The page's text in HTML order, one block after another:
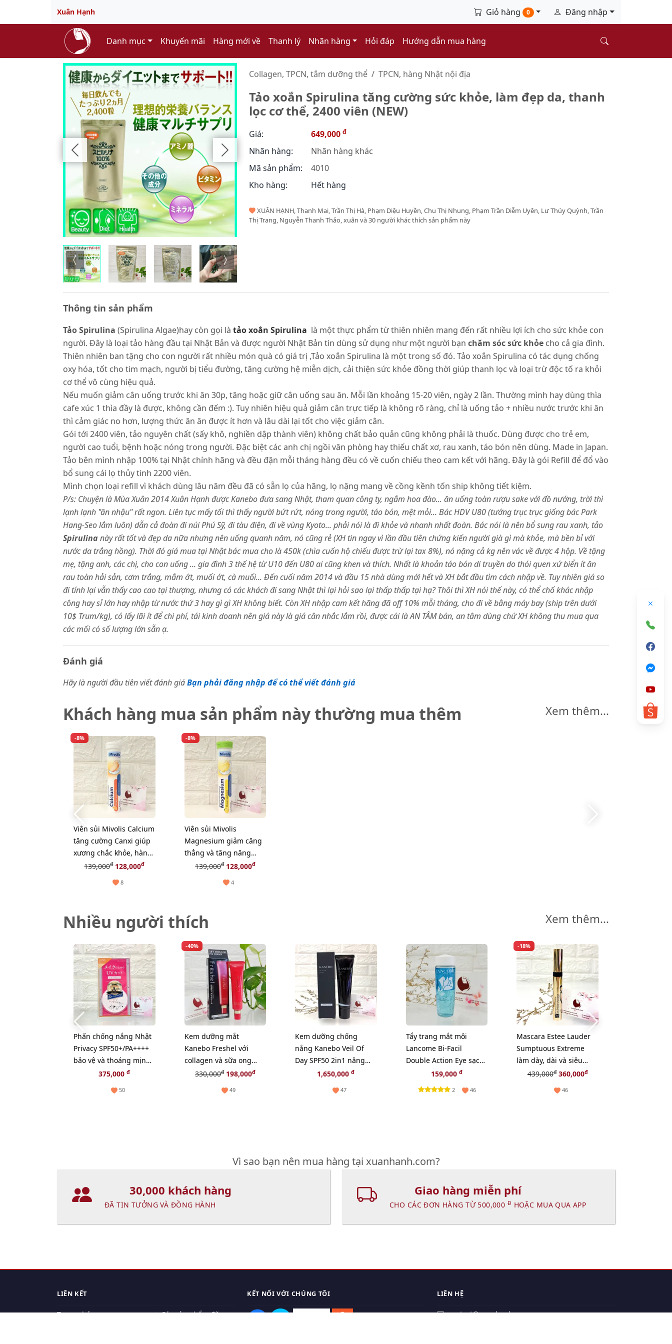
Xuân Hạnh Giỏ hàng 0 Đăng nhập
Danh mục Khuyến mãi Hàng mới về Thanh lý Nhãn hàng Hỏi đáp Hướng dẫn mua hàng
Collagen, TPCN, tắm dưỡng thể TPCN, hàng Nhật nội địa
Tảo xoắn Spirulina tăng cường sức khỏe, làm đẹp da, thanh
lọc cơ thể, 2400 viên (NEW)
Giá: 649,000 đ
Nhãn hàng:
Nhãn hàng khác
Mã sản phẩm:
4010
Kho hàng:
Hết hàng
XUÂN HẠNH, Thanh Mai, Trần Thị Hà, Phạm Diệu Huyền, Chu Thị Nhung, Phạm Trần Diễm Uyên, Lư Thúy Quỳnh, Trần
Thị Trang, Nguyễn Thanh Thảo, xuân và 30 người khác thích sản phẩm này
Thông tin sản phẩm
Tảo Spirulina (Spirulina Algae)hay còn gọi là tảo xoắn Spirulina là một thực phẩm từ thiên nhiên mang đến rất nhiều lợi ích cho sức khỏe con
người. Đây là loại tảo hàng đầu tại Nhật Bản và được người Nhật Bản tin dùng sử dụng như một người bạn chăm sóc sức khỏe cho cả gia đình.
Thiên nhiên ban tặng cho con người rất nhiều món quà có giá trị ,Tảo xoắn Spirulina là một trong số đó. Tảo xoắn Spirulina có tác dụng chống
oxy hóa, tốt cho tim mạch, người bị tiểu đường, tăng cường hệ miễn dịch, cải thiện sức khỏe đồng thời giúp thanh lọc và loại trừ độc tố ra khỏi
cơ thể vô cùng hiệu quả.
Nếu muốn giảm cân uống trước khi ăn 30p, tăng hoặc giữ cân uống sau ăn. Mỗi lần khoảng 15-20 viên, ngày 2 lần. Thường mình hay dùng thìa
cafe xúc 1 thìa đầy là được, không cần đếm :). Tuy nhiên hiệu quả giảm cân trực tiếp là không rõ ràng, chỉ là uống tảo + nhiều nước trước khi ăn
thì cảm giác no hơn, lượng thức ăn ăn được ít hơn và lâu dài lại tốt cho việc giảm cân.
Gói tới 2400 viên, tảo nguyên chất (sấy khô, nghiền dập thành viên) không chất bảo quản cũng không phải là thuốc. Dùng được cho trẻ em,
người cao tuổi, bệnh hoặc nóng trong người. Đặc biệt các anh chị ngồi văn phòng hay thiếu chất xơ, rau xanh, táo bón nên dùng. Made in Japan.
Tảo bên mình nhập 100% tại Nhật chính hãng và đều đặn mỗi tháng hàng đều có về cuốn chiếu theo cam kết với hãng. Đây là gói Refill để đổ vào
bổ sung cái lọ thủy tinh 2200 viên.
Mình chọn loại refill vì khách dùng lâu năm đều đã có sẵn lọ của hãng, lọ nặng mang về cồng kềnh tốn ship không tiết kiệm.
P/s: Chuyện là Mùa Xuân 2014 Xuân Hạnh được Kanebo đưa sang Nhật, tham quan công ty, ngắm hoa đào... ăn uống toàn rượu sake với đồ nướng, trời thì
lạnh lạnh "ăn nhậu" rất ngon. Liên tục mấy tối thì thấy người bứt rứt, nóng trong người, táo bón, mệt mỏi... Bác HDV U80 (tướng trục trục giống bác Park
Hang-Seo lắm luôn) dẫn cả đoàn đi núi Phú Sỹ, đi tàu điện, đi về vùng Kyoto... phải nói là đi khỏe và nhanh nhất đoàn. Bác nói là nên bổ sung rau xanh, tảo
Spirulina này rất tốt và đẹp da nữa nhưng nên uống quanh năm, nó cũng rẻ (XH tin ngay vì lần đầu tiên chứng kiến người già gì mà khỏe, mà bền bỉ với
nước da trắng hồng). Thời đó giá mua tại Nhật bác mua cho là 450k (chìa cuốn hộ chiếu được trừ lại tax 8%), nó nặng cả kg nên vác về được 4 hộp. Về tặng
mẹ, tặng anh, các chị, cho con uống ... gia đình 3 thế hệ từ U10 đến U80 ai cũng khen và thích. Nhất là khoản táo bón di truyền do thói quen xứ biển ít ăn
rau toàn hải sản, cơm trắng, mắm ớt, muối ớt, cà muối... Đến cuối năm 2014 và đầu 15 nhà dùng mới hết và XH bắt đầu tìm cách nhập về. Tuy nhiên giá so
đi tính lại vẫn thấy cao cao tại thượng, nhưng có các khách đi sang Nhật thì lại hỏi sao lại thấp thấp tại hạ? Thôi thì XH nói thế này, có thể chố khác nhập
công hay sỉ lớn hay nhập từ nước thứ 3 hay gì gì XH không biết. Còn XH nhập cam kết hãng đã off 10% mỗi tháng, cho đi về bằng máy bay (ship trên dưới
10$ Trum/kg), có lấy lãi ít để chi phí, tái kinh doanh nên giá này là giá cân nhắc lắm rồi, được cái là AN TÂM bán, an tâm dùng chứ XH không thu mua qua
các mối có số lượng lớn sẵn ạ.
Đánh giá
Hãy là người đầu tiên viết đánh giáBạn phải đăng nhập để có thể viết đánh giá
Khách hàng mua sản phẩm này thường mua thêm Xem thêm...
-8%
Viên sủi Mivolis Calcium
tăng cường Canxi giúp
xương chắc khỏe, hàng
nội địa Đức - 20 viên
139,000đ128,000đ
8
-8%
Viên sủi Mivolis
Magnesium giảm căng
thẳng và tăng năng
lượng, hàng nội địa Đức
139,000đ128,000đ
4
Nhiều người thích Xem thêm...
Phấn chống nắng Nhật
Privacy SPF50+/PA++++
bảo vệ và thoáng mịn
đẹp da (New)
375,000đ
50
-40%
Kem dưỡng mắt
Kanebo Freshel với
collagen và sữa ong
chúa thiên nhiên - 25g
330,000đ198,000đ
49
Kem dưỡng chống
nắng Kanebo Veil Of
Day SPF50 2in1 nâng
tông trắng hồng 60ml
1,650,000đ
47
Tẩy trang mắt môi
Lancome Bi-Facil
Double Action Eye sạch
sâu và dịu nhẹ, 30ml
159,000đ
2 46
-18%
Mascara Estee Lauder
Sumptuous Extreme
làm dày, dài và siêu
cong, fullsize
439,000đ360,000đ
46
Vì sao bạn nên mua hàng tại xuanhanh.com?
30,000 khách hàng
ĐÃ TIN TƯỞNG VÀ ĐỒNG HÀNH
Giao hàng miễn phí
CHO CÁC ĐƠN HÀNG TỪ 500,000 Đ HOẶC MUA QUA APP
LIÊN KẾT
Trang chủ
Các sản phẩm đã
KẾT NỐI VỚI CHÚNG TÔI LIÊN HỆ
contact@xuanhanh.vn